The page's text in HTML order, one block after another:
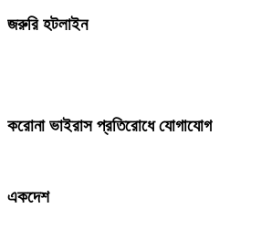
জরুরি হটলাইন
করোনা ভাইরাস প্রতিরোধে যোগাযোগ
একদেশ